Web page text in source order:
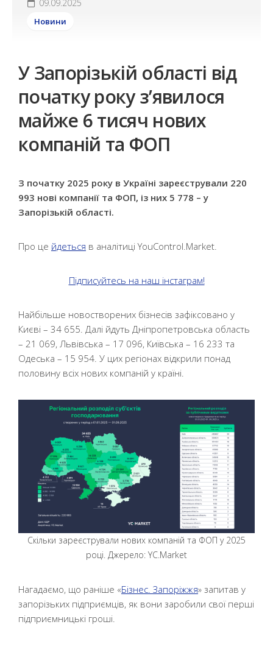
09.09.2025
Новини
У Запорізькій області від
початку року з’явилося
майже 6 тисяч нових
компаній та ФОП
З початку 2025 року в Україні зареєстрували 220
993 нові компанії та ФОП, із них 5 778 – у
Запорізькій області.
Про це йдеться в аналітиці YouControl.Market.
Підписуйтесь на наш інстаграм!
Найбільше новостворених бізнесів зафіксовано у
Києві – 34 655. Далі йдуть Дніпропетровська область
– 21 069, Львівська – 17 096, Київська – 16 233 та
Одеська – 15 954. У цих регіонах відкрили понад
половину всіх нових компаній у країні.
Скільки зареєстрували нових компаній та ФОП у 2025
році. Джерело: YC.Market
Нагадаємо, що раніше «Бізнес. Запоріжжя» запитав у
запорізьких підприємців, як вони заробили свої перші
підприємницькі гроші.